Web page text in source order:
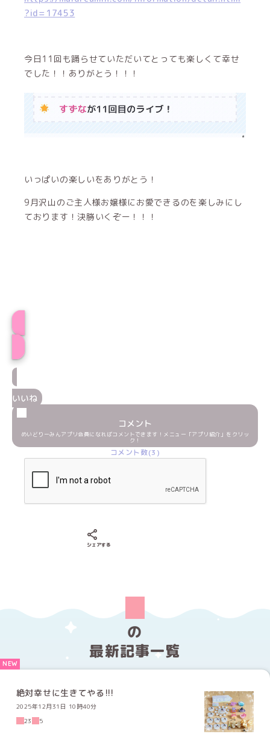
?id=17453
今日11回も踊らせていただいてとっても楽しくて幸せ
でした！！ありがとう！！！
いっぱいの楽しいをありがとう！
9月沢山のご主人様お嬢様にお愛できるのを楽しみにし
ております！決勝いくぞー！！！
いいね
コメント
めいどりーみんアプリ会員になればコメントできます！メニュー「アプリ紹介」をクリッ
ク！
コメント数(3)
シェアする
の
最新記事一覧
絶対幸せに生きてやる!!!
2025年12月31日 10時40分
23
5